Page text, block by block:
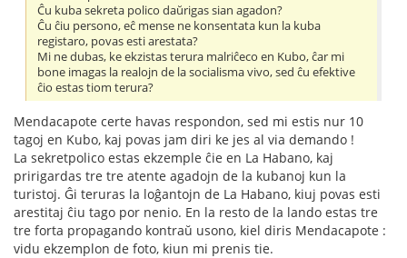
Ĉu kuba sekreta polico daŭrigas sian agadon?
Ĉu ĉiu persono, eĉ mense ne konsentata kun la kuba
registaro, povas esti arestata?
Mi ne dubas, ke ekzistas terura malriĉeco en Kubo, ĉar mi
bone imagas la realojn de la socialisma vivo, sed ĉu efektive
ĉio estas tiom terura?
Mendacapote certe havas respondon, sed mi estis nur 10
tagoj en Kubo, kaj povas jam diri ke jes al via demando !
La sekretpolico estas ekzemple ĉie en La Habano, kaj
pririgardas tre tre atente agadojn de la kubanoj kun la
turistoj. Ĝi teruras la loĝantojn de La Habano, kiuj povas esti
arestitaj ĉiu tago por nenio. En la resto de la lando estas tre
tre forta propagando kontraŭ usono, kiel diris Mendacapote :
vidu ekzemplon de foto, kiun mi prenis tie.